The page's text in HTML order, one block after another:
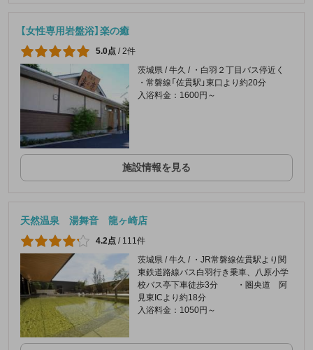
【女性専用岩盤浴】楽の癒
5.0点 /2件
茨城県 / 牛久 / ・白羽２丁目バス停近く
・常磐線「佐貫駅」東口より約20分
入浴料金：1600円～
施設情報を見る
天然温泉 湯舞音 龍ヶ崎店
4.2点 / 111件
茨城県 / 牛久 / ・JR常磐線佐貫駅より関
東鉄道路線バス白羽行き乗車、八原小学
校バス亭下車徒歩3分 ・圏央道 阿
見東ICより約18分
入浴料金：1050円～